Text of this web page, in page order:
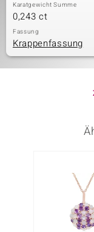
Karatgewicht Summe
0,243 ct
Fassung
Krappenfassung